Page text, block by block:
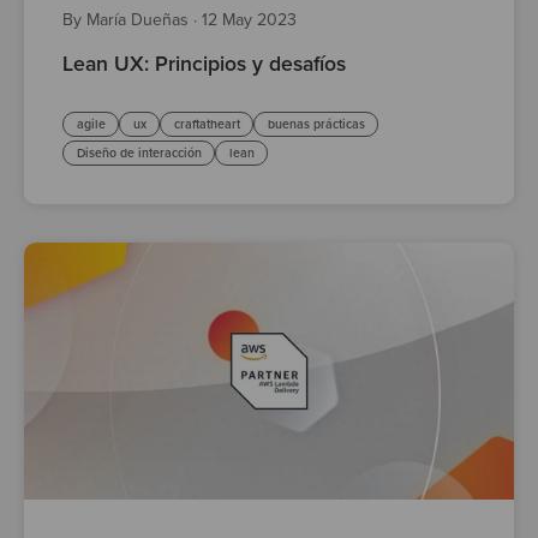
By María Dueñas · 12 May 2023
Lean UX: Principios y desafíos
agile ux craftatheart
buenas prácticas
Diseño de interacción
lean